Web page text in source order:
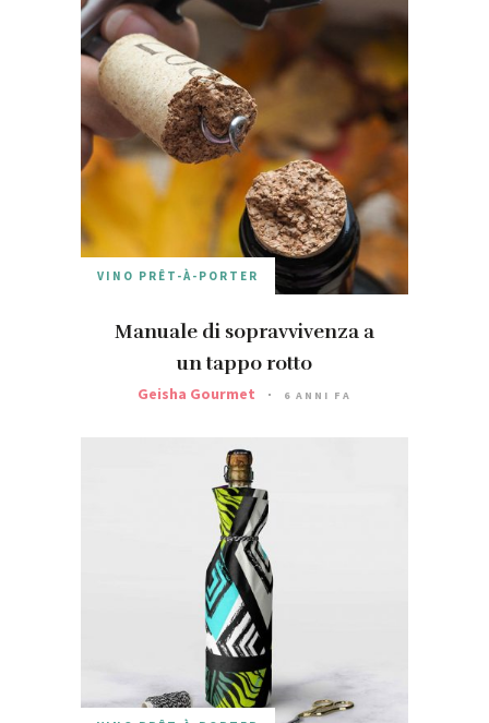
VINO PRÊT-À-PORTER
Manuale di sopravvivenza a
un tappo rotto
Geisha Gourmet 6 ANNI FA